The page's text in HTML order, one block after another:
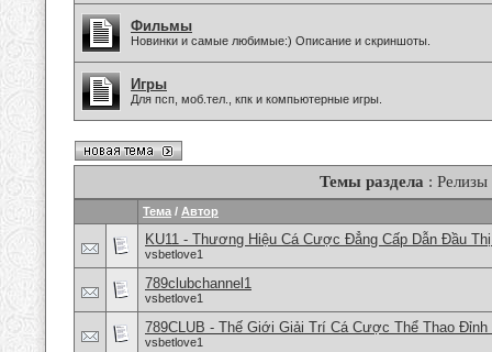
Фильмы
Новинки и самые любимые:) Описание и скриншоты.
Игры
Для псп, моб.тел., кпк и компьютерные игры.
Темы раздела : Релизы
Тема / Автор
KU11 - Thương Hiệu Cá Cược Đẳng Cấp Dẫn Đầu
vsbetlove1
789clubchannel1
vsbetlove1
789CLUB - Thế Giới Giải Trí Cá Cược Thể Thao Đỉnh
vsbetlove1